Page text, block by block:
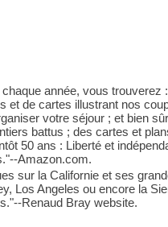
année, vous trouverez
et de cartes illustrant nos
votre séjour ; et bien
battus ; des cartes et
50 ans : Liberté et
Amazon.com.
sur la Californie et ses
Los Angeles ou encore la
Renaud Bray website.